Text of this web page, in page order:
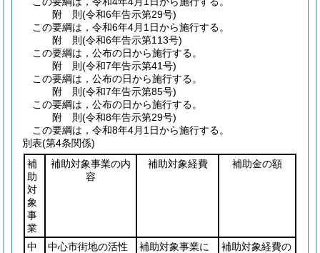
附 則(令和6年告示第29号)
この要綱は，令和6年4月1日から施行する。
附 則(令和6年告示第113号)
この要綱は，公布の日から施行する。
附 則(令和7年告示第41号)
この要綱は，公布の日から施行する。
附 則(令和7年告示第85号)
この要綱は，公布の日から施行する。
附 則(令和8年告示第29号)
この要綱は，令和8年4月1日から施行する。
別表(第4条関係)
補
助
対
象
事
業
補助対象事業の内
容
補助対象経費 補助金の額
中
中心市街地の活性
補助対象事業に
補助対象経費の